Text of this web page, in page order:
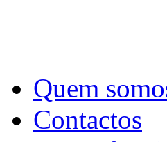
Quem
Contactos